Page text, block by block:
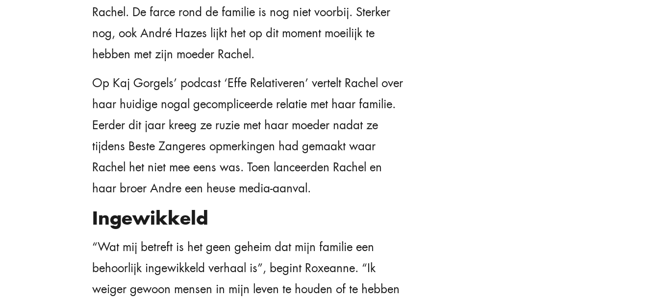
Rachel. De farce rond de familie is nog niet voorbij. Sterker
nog, ook André Hazes lijkt het op dit moment moeilijk te
hebben met zijn moeder Rachel.
Op Kaj Gorgels’ podcast ‘Effe Relativeren’ vertelt Rachel over
haar huidige nogal gecompliceerde relatie met haar familie.
Eerder dit jaar kreeg ze ruzie met haar moeder nadat ze
tijdens Beste Zangeres opmerkingen had gemaakt waar
Rachel het niet mee eens was. Toen lanceerden Rachel en
haar broer Andre een heuse media-aanval.
Ingewikkeld
“Wat mij betreft is het geen geheim dat mijn familie een
behoorlijk ingewikkeld verhaal is”, begint Roxeanne. “Ik
weiger gewoon mensen in mijn leven te houden of te hebben